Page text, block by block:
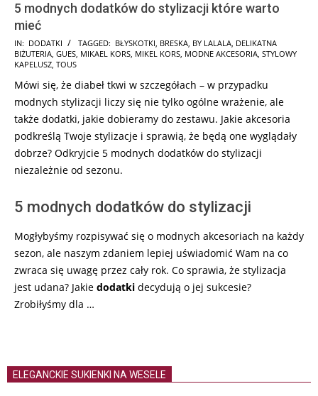
5 modnych dodatków do stylizacji które warto
mieć
2025-
02-
IN: DODATKI TAGGED: BŁYSKOTKI, BRESKA, BY LALALA, DELIKATNA
BIŻUTERIA, GUES, MIKAEL KORS, MIKEL KORS, MODNE AKCESORIA, STYLOWY
KAPELUSZ, TOUS
Mówi się, że diabeł tkwi w szczegółach – w przypadku
modnych stylizacji liczy się nie tylko ogólne wrażenie, ale
także dodatki, jakie dobieramy do zestawu. Jakie akcesoria
podkreślą Twoje stylizacje i sprawią, że będą one wyglądały
dobrze? Odkryjcie 5 modnych dodatków do stylizacji
niezależnie od sezonu.
5 modnych dodatków do stylizacji
Mogłybyśmy rozpisywać się o modnych akcesoriach na każdy
sezon, ale naszym zdaniem lepiej uświadomić Wam na co
zwraca się uwagę przez cały rok. Co sprawia, że stylizacja
jest udana? Jakie dodatki decydują o jej sukcesie?
Zrobiłyśmy dla …
ELEGANCKIE SUKIENKI NA WESELE